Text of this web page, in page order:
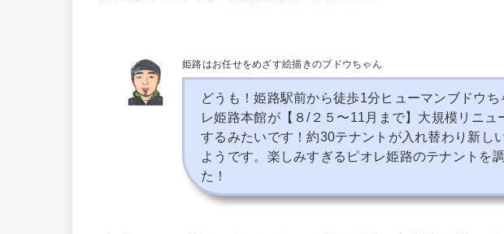
姫路はお任せをめざす絵描きのブドウちゃん
どうも！姫路駅前から徒歩1分ヒューマンブドウち
レ姫路本館が【８/２５〜11月まで】大規模リニュ
するみたいです！約30テナントが入れ替わり新し
ようです。楽しみすぎるピオレ姫路のテナントを
た！